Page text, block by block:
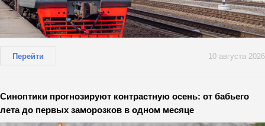
Перейти 10 августа 2026
Синоптики прогнозируют контрастную осень: от бабьего
лета до первых заморозков в одном месяце